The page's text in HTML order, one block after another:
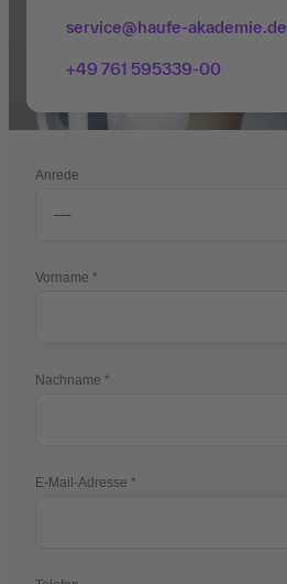
service@haufe-akademie.de
+49 761 595339-00
Anrede
Vorname
Nachname
E-Mail-Adresse